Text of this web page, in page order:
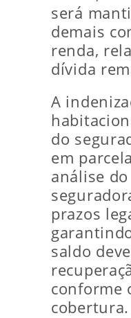
será
demais
renda,
dívida
A
do
em
análise
prazos
saldo
conforme
cobertura.